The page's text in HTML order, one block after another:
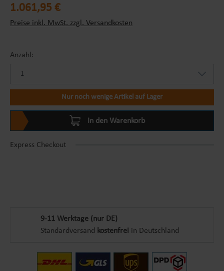
Regulärer Preis:
1.061,95 €
Preise inkl. MwSt. zzgl. Versandkosten
Anzahl:
Nur noch wenige Artikel auf Lager
In den Warenkorb
Express Checkout
9-11 Werktage (nur DE)
Standardversand kostenfrei in Deutschland